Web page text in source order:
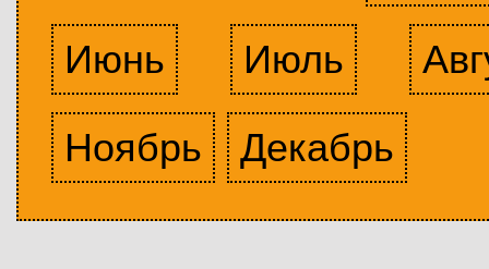
Июнь
Июль
Ноябрь
Декабрь